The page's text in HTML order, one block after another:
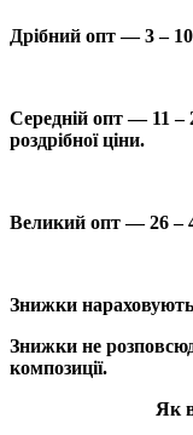
Дрібний опт — 3 – 10
Середній опт — 11 –
роздрібної ціни.
Великий опт — 26 –
Знижки
Знижки не
композиції.
Як